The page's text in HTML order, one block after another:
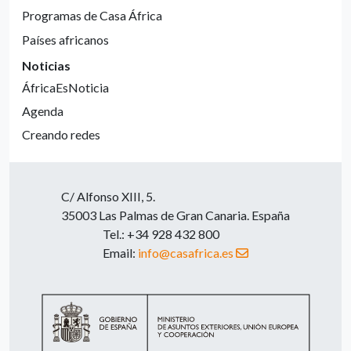
Programas de Casa África
Países africanos
Noticias
ÁfricaEsNoticia
Agenda
Creando redes
C/ Alfonso XIII, 5.
35003 Las Palmas de Gran Canaria. España
Tel.: +34 928 432 800
Email: info@casafrica.es